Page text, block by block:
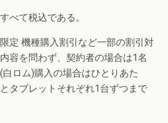
べて税込である。
定 機種購入割引など一部の割引対
容を問わず、契約者の場合は1名
ロム)購入の場合はひとりあた
タブレットそれぞれ1台ずつまで